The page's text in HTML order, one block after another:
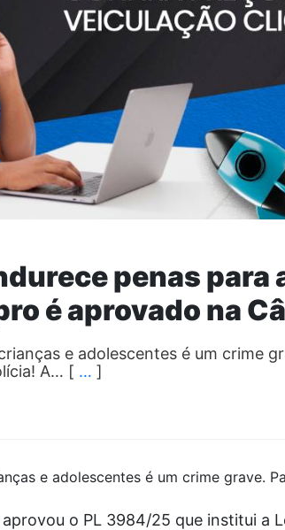
penas para
é aprovado na
e adolescentes é um crime
A… [ … ]
e adolescentes é um crime grave.
o PL 3984/25 que institui a